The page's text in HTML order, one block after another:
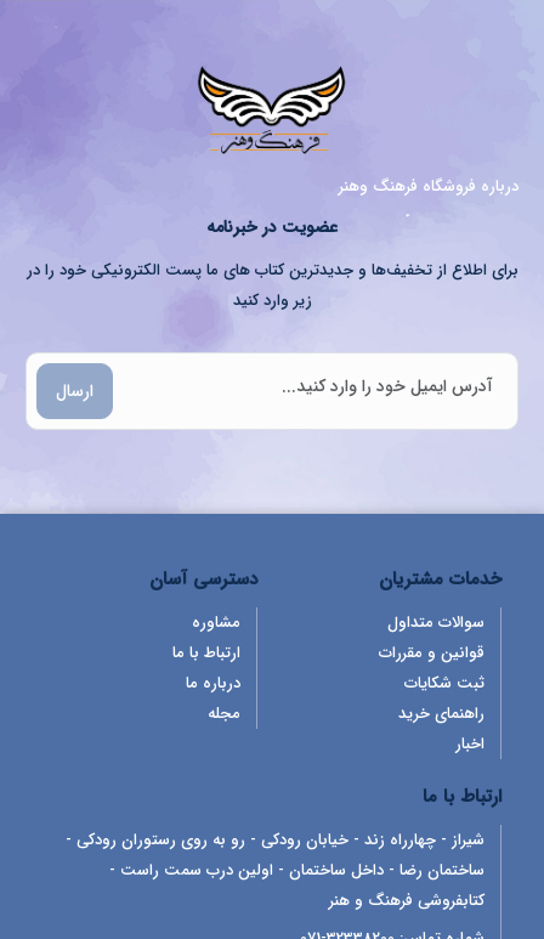
درباره فروشگاه فرهنگ وهنر
عضویت در خبرنامه
برای اطلاع از تخفیف‌ها و جدیدترین کتاب های ما پست الکترونیکی خود را در
زیر وارد کنید
ارسال
خدمات مشتریان
سوالات متداول
قوانین و مقررات
ثبت شکایات
راهنمای خرید
اخبار
دسترسی آسان
مشاوره
ارتباط با ما
درباره ما
مجله
ارتباط با ما
شیراز - چهارراه زند - خیابان رودکی - رو به روی رستوران رودکی -
ساختمان رضا - داخل ساختمان - اولین درب سمت راست -
کتابفروشی فرهنگ و هنر